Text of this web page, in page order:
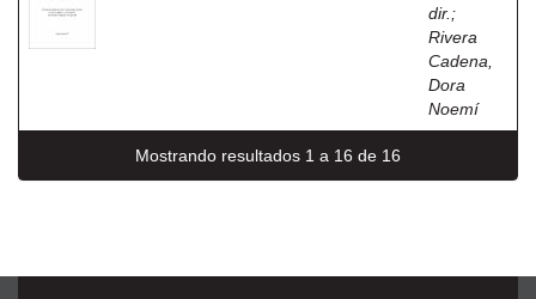
dir. ;
Rivera
Cadena,
Dora
Noemí
Mostrando resultados 1 a 16 de 16